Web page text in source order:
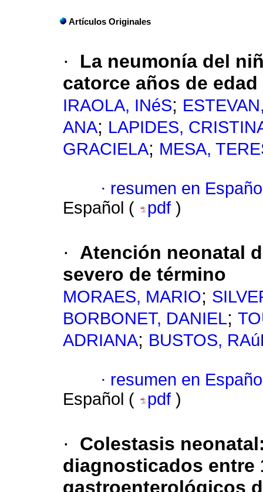
Artículos Originales
·
La neumonía del
catorce años de edad
IRAOLA, INéS;
ANA; LAPIDES,
GRACIELA; MESA,
· resumen en
Español (
pdf )
·
Atención neonatal
severo de término
MORAES, MARIO;
BORBONET, DANIEL;
ADRIANA; BUSTOS,
· resumen en
Español (
pdf )
·
Colestasis
diagnosticados entre
gastroenterológicos